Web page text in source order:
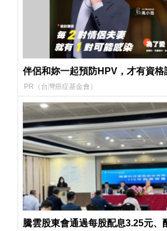
伴侶和妳一起預防HPV，才有資格
PR（台灣癌症基金會）
騰雲股東會通過每股配息3.25元、